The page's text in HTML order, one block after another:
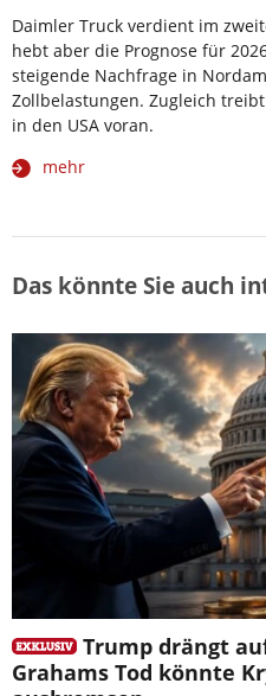
Daimler Truck verdient im
hebt aber die Prognose für
steigende Nachfrage in
Zollbelastungen. Zugleich
in den USA voran.
mehr
Das könnte Sie auch
Trump drängt
Grahams Tod könnte